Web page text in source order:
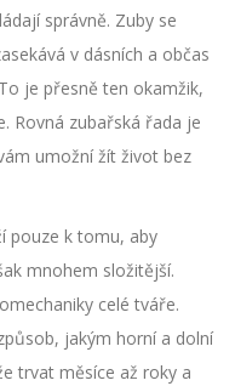
správně. Zuby se
v dásních a občas
je přesně ten okamžik,
Rovná zubařská řada je
umožní žít život bez
pouze k tomu, aby
mnohem složitější.
celé tváře.
jakým horní a dolní
trvat měsíce až roky a